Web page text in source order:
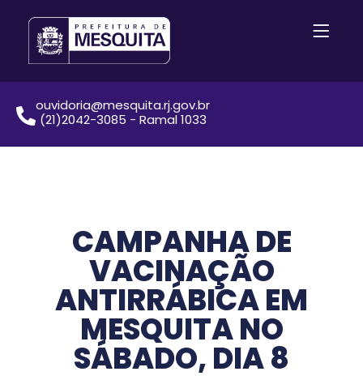
ouvidoria@mesquita.rj.gov.br
(21)2042-3085 - Ramal 1033
CAMPANHA DE
VACINAÇÃO
ANTIRRÁBICA EM
MESQUITA NO
SÁBADO, DIA 8